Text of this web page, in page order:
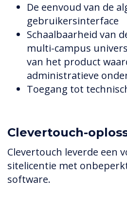
De eenvoud van de
gebruikersinterface
Schaalbaarheid van
multi-campus
van het product
administratieve
Toegang tot
Clevertouch-
Clevertouch leverde een
sitelicentie met
software.